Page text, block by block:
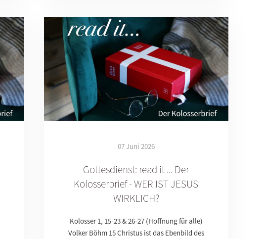
07 Juni 2026
Gottesdienst: read it ... Der
Kolosserbrief - WER IST JESUS
WIRKLICH?
Kolosser 1, 15-23 & 26-27 (Hoffnung für alle)
Volker Böhm 15 Christus ist das Ebenbild des